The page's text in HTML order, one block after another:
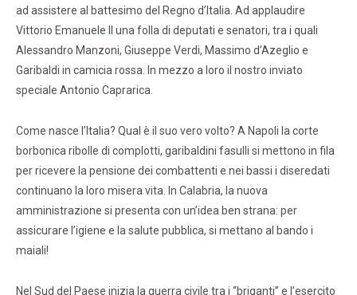
ad assistere al battesimo del Regno d’Italia. Ad applaudire
Vittorio Emanuele II una folla di deputati e senatori, tra i quali
Alessandro Manzoni, Giuseppe Verdi, Massimo d’Azeglio e
Garibaldi in camicia rossa. In mezzo a loro il nostro inviato
speciale Antonio Caprarica.
Come nasce l’Italia? Qual è il suo vero volto? A Napoli la corte
borbonica ribolle di complotti, garibaldini fasulli si mettono in fila
per ricevere la pensione dei combattenti e nei bassi i diseredati
continuano la loro misera vita. In Calabria, la nuova
amministrazione si presenta con un’idea ben strana: per
assicurare l’igiene e la salute pubblica, si mettano al bando i
maiali!
Nel Sud del Paese inizia la guerra civile tra i “briganti” e l’esercito